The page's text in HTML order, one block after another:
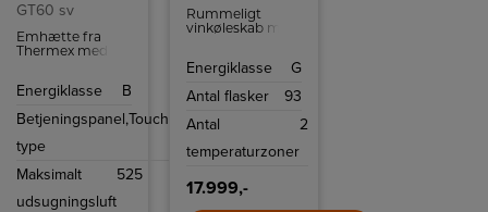
GT60 sv
Emhætte fra
Thermex med
belysning, nem
mulighed for Top
Energiklasse
B
Betjeningspanel,
type
Touch
Maksimalt
udsugningsluft
525
Rummeligt
vinkøleskab med
større
Energiklasse
G
Antal flasker
93
Antal
temperaturzoner
2
17.999,-